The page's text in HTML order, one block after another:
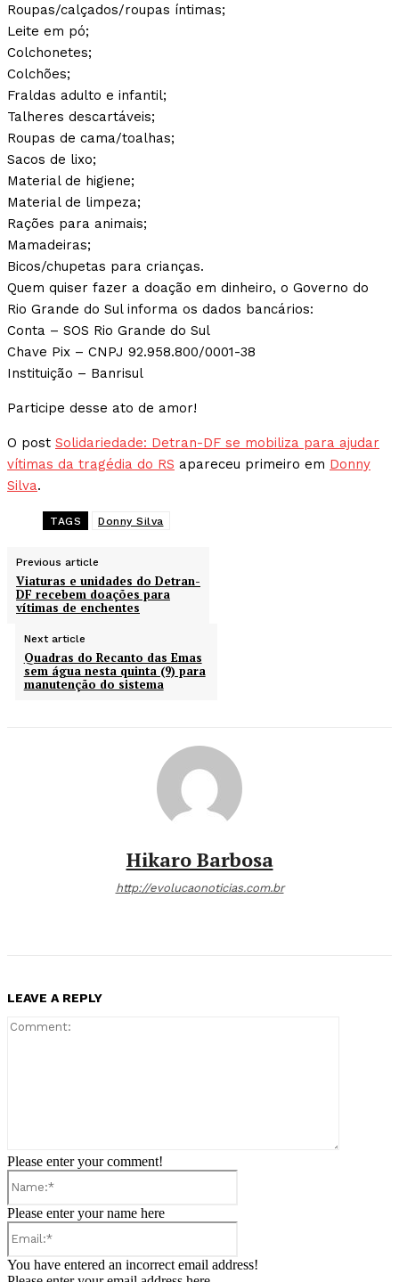
Roupas/calçados/roupas íntimas;
Leite em pó;
Colchonetes;
Colchões;
Fraldas adulto e infantil;
Talheres descartáveis;
Roupas de cama/toalhas;
Sacos de lixo;
Material de higiene;
Material de limpeza;
Rações para animais;
Mamadeiras;
Bicos/chupetas para crianças.
Quem quiser fazer a doação em dinheiro, o Governo do
Rio Grande do Sul informa os dados bancários:
Conta – SOS Rio Grande do Sul
Chave Pix – CNPJ 92.958.800/0001-38
Instituição – Banrisul
Participe desse ato de amor!
O post Solidariedade: Detran-DF se mobiliza para ajudar
vítimas da tragédia do RS apareceu primeiro em Donny
Silva.
TAGS Donny Silva
Previous article
Viaturas e unidades do Detran-
DF recebem doações para
vítimas de enchentes
Next article
Quadras do Recanto das Emas
sem água nesta quinta (9) para
manutenção do sistema
Hikaro Barbosa
http://evolucaonoticias.com.br
LEAVE A REPLY
Please enter your comment!
Please enter your name here
You have entered an incorrect email address!